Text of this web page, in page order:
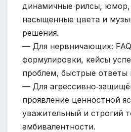
динамичные рилсы, юмор,
насыщенные цвета и
решения.
— Для нервничающих:
формулировки, кейсы
проблем, быстрые ответы
— Для
проявление ценностной
уважительный и строгий
амбивалентности.